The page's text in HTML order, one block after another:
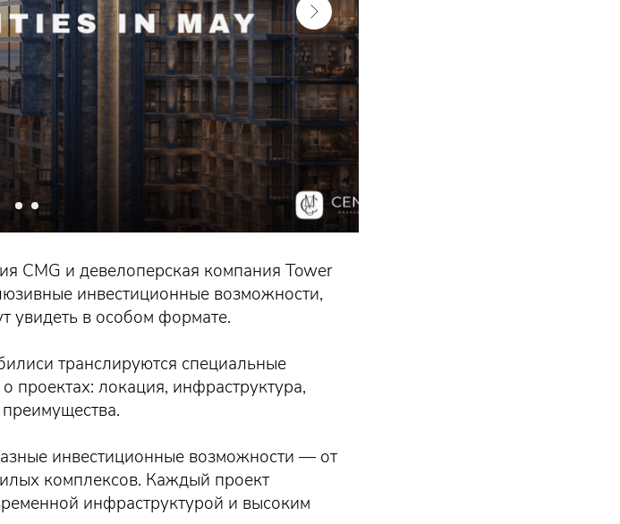
CMG и девелоперская компания Tower
инвестиционные возможности,
увидеть в особом формате.
транслируются специальные
локация, инфраструктура,
инвестиционные возможности — от
комплексов. Каждый проект
инфраструктурой и высоким